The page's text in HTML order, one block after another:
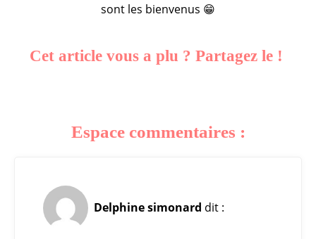
sont les bienvenus 😁
Cet article vous a plu ? Partagez le !
Espace commentaires :
Delphine simonard dit :